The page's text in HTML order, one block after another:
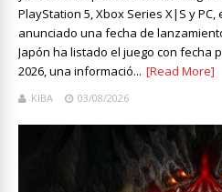
PlayStation 5, Xbox Series X|S y
anunciado una fecha de
Japón ha listado el juego con fecha
2026, una informació... [Read More]
KIBA 03/08/2026